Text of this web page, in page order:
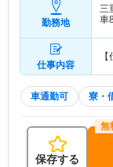
勤務地
三
車
仕事内容
車通勤可 寮・
保存する